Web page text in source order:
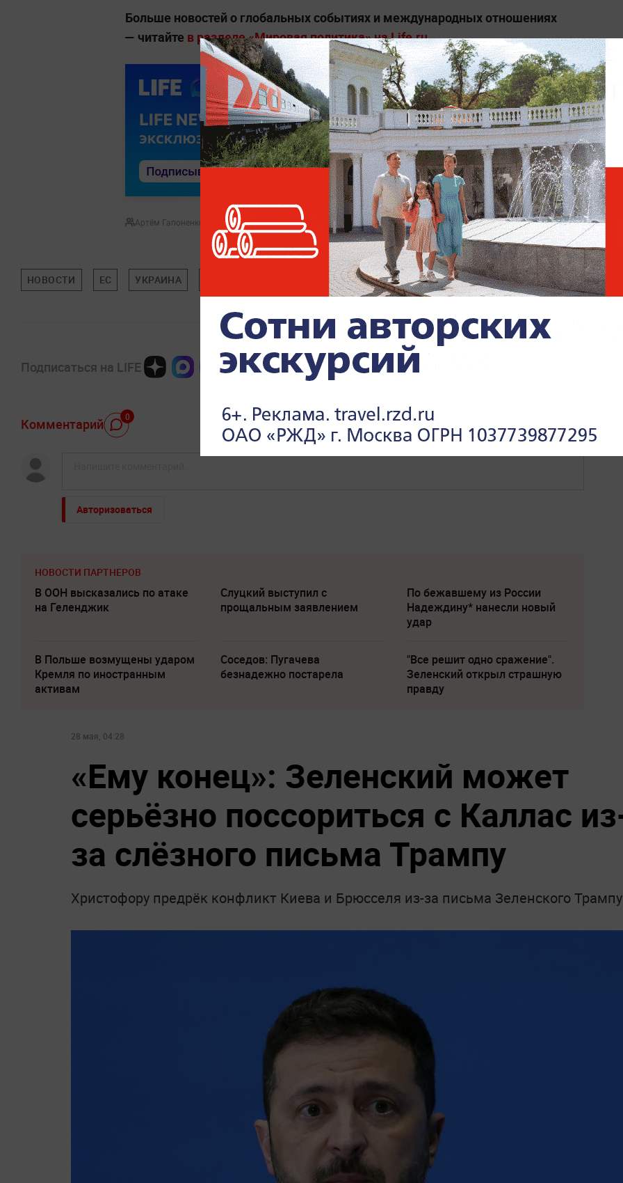
Больше новостей о глобальных событиях и международных отношениях
— читайте в разделе «Мировая политика» на Life.ru.
Артём Гапоненко
НОВОСТИ ЕС УКРАИНА ФРИДРИХ МЕРЦ МИРОВАЯ ПОЛИТИКА
Подписаться на LIFE
Комментарий 0
Авторизоваться
НОВОСТИ ПАРТНЕРОВ
В ООН высказались по атаке
на Геленджик
Слуцкий выступил с
прощальным заявлением
По бежавшему из России
Надеждину* нанесли новый
удар
В Польше возмущены ударом
Кремля по иностранным
активам
Соседов: Пугачева
безнадежно постарела
"Все решит одно сражение".
Зеленский открыл страшную
правду
28 мая, 04:28
«Ему конец»: Зеленский может
серьёзно поссориться с Каллас
за слёзного письма Трампу
Христофору предрёк конфликт Киева и Брюсселя из-за письма Зеленского Трампу